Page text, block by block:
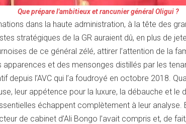
Que prépare l'ambitieux et rancunier général Oligui ?
dans la haute administration, à la tête des
stratégiques de la GR auraient dû, en plus de
de ce général zélé, attirer l’attention de la
apparences et des mensonges distillés par les
depuis l’AVC qui l’a foudroyé en octobre 2018.
leur appétence pour la luxure, la débauche et le
échappent complètement à leur analyse.
de cabinet d’Ali Bongo l’avait compris et, de